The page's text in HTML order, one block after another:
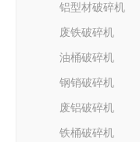
铝型材破碎机
废铁破碎机
油桶破碎机
钢销破碎机
废铝破碎机
铁桶破碎机